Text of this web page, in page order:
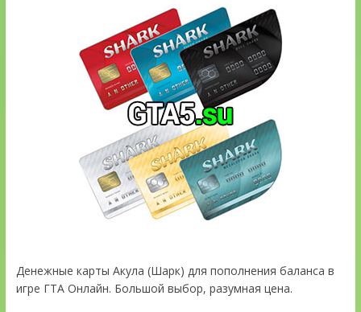
Денежные карты Акула (Шарк) для пополнения баланса в
игре ГТА Онлайн. Большой выбор, разумная цена.